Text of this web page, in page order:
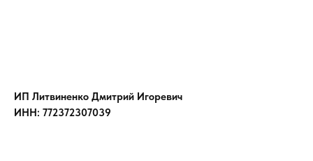
ИП Литвиненко Дмитрий Игоревич
ИНН: 772372307039